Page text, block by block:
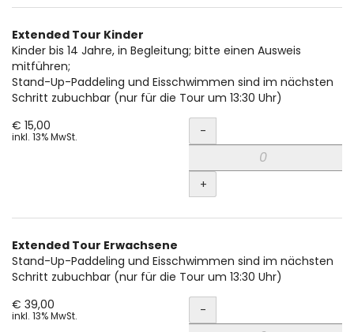
Produkte
Unkategorisierte
Produkte
Extended Tour Kinder
Kinder bis 14 Jahre, in Begleitung; bitte einen Ausweis
mitführen;
Stand-Up-Paddeling und Eisschwimmen sind im nächsten
Schritt zubuchbar (nur für die Tour um 13:30 Uhr)
€ 15,00
inkl. 13% MwSt. Menge
-
+
Extended Tour Erwachsene
Stand-Up-Paddeling und Eisschwimmen sind im nächsten
Schritt zubuchbar (nur für die Tour um 13:30 Uhr)
€ 39,00
inkl. 13% MwSt. Menge
-